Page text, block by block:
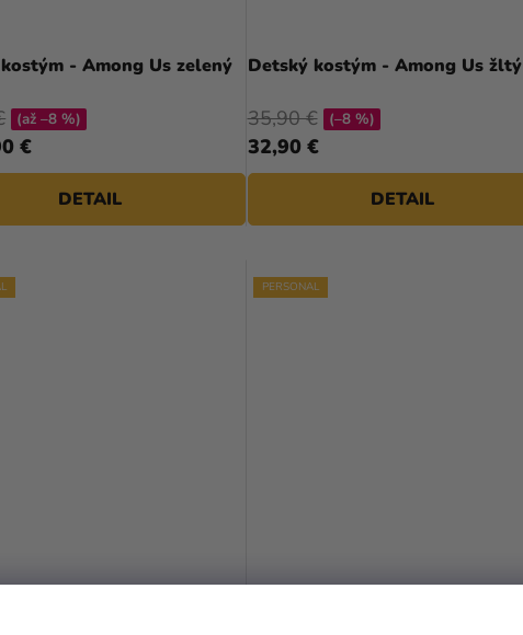
- Among Us zelený
€
(až –8 %)
DETAIL
Detský kostým - Among Us žltý
produktu
hviezdičiek.
32,90 €
35,90 € (–8 %)
DETAIL
PERSONAL